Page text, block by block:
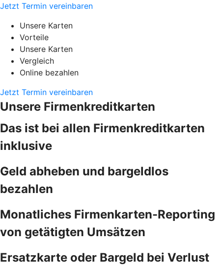
Jetzt Termin vereinbaren
Unsere Karten
Vorteile
Unsere Karten
Vergleich
Online bezahlen
Jetzt Termin vereinbaren
Unsere Firmenkreditkarten
Das ist bei allen Firmenkreditkarten
inklusive
Geld abheben und bargeldlos
bezahlen
Monatliches Firmenkarten-Reporting
von getätigten Umsätzen
Ersatzkarte oder Bargeld bei Verlust